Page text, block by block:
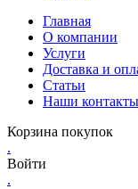
Главная
О компании
Услуги
Доставка и
Статьи
Наши контакты
Корзина покупок
.
Войти
.